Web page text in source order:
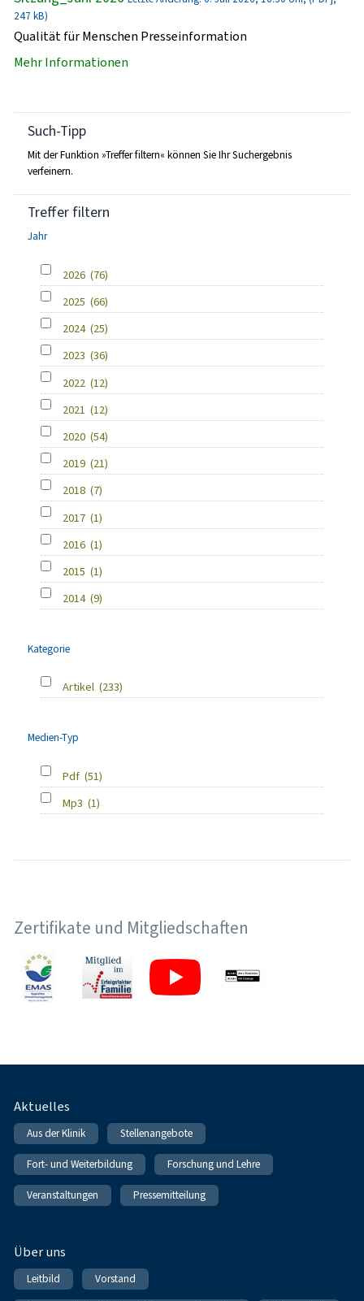
247 kB)
Qualität für Menschen Presseinformation
Mehr Informationen
Such-Tipp
Mit der Funktion »Treffer filtern« können Sie Ihr Suchergebnis
verfeinern.
Treffer filtern
Jahr
2026 (76)
2025 (66)
2024 (25)
2023 (36)
2022 (12)
2021 (12)
2020 (54)
2019 (21)
2018 (7)
2017 (1)
2016 (1)
2015 (1)
2014 (9)
Kategorie
Artikel (233)
Medien-Typ
Pdf (51)
Mp3 (1)
Zertifikate und Mitgliedschaften
Fußnavigation
Aktuelles
Aus der Klinik Stellenangebote
Fort- und Weiterbildung Forschung und Lehre
Veranstaltungen Pressemitteilung
Über uns
Leitbild Vorstand